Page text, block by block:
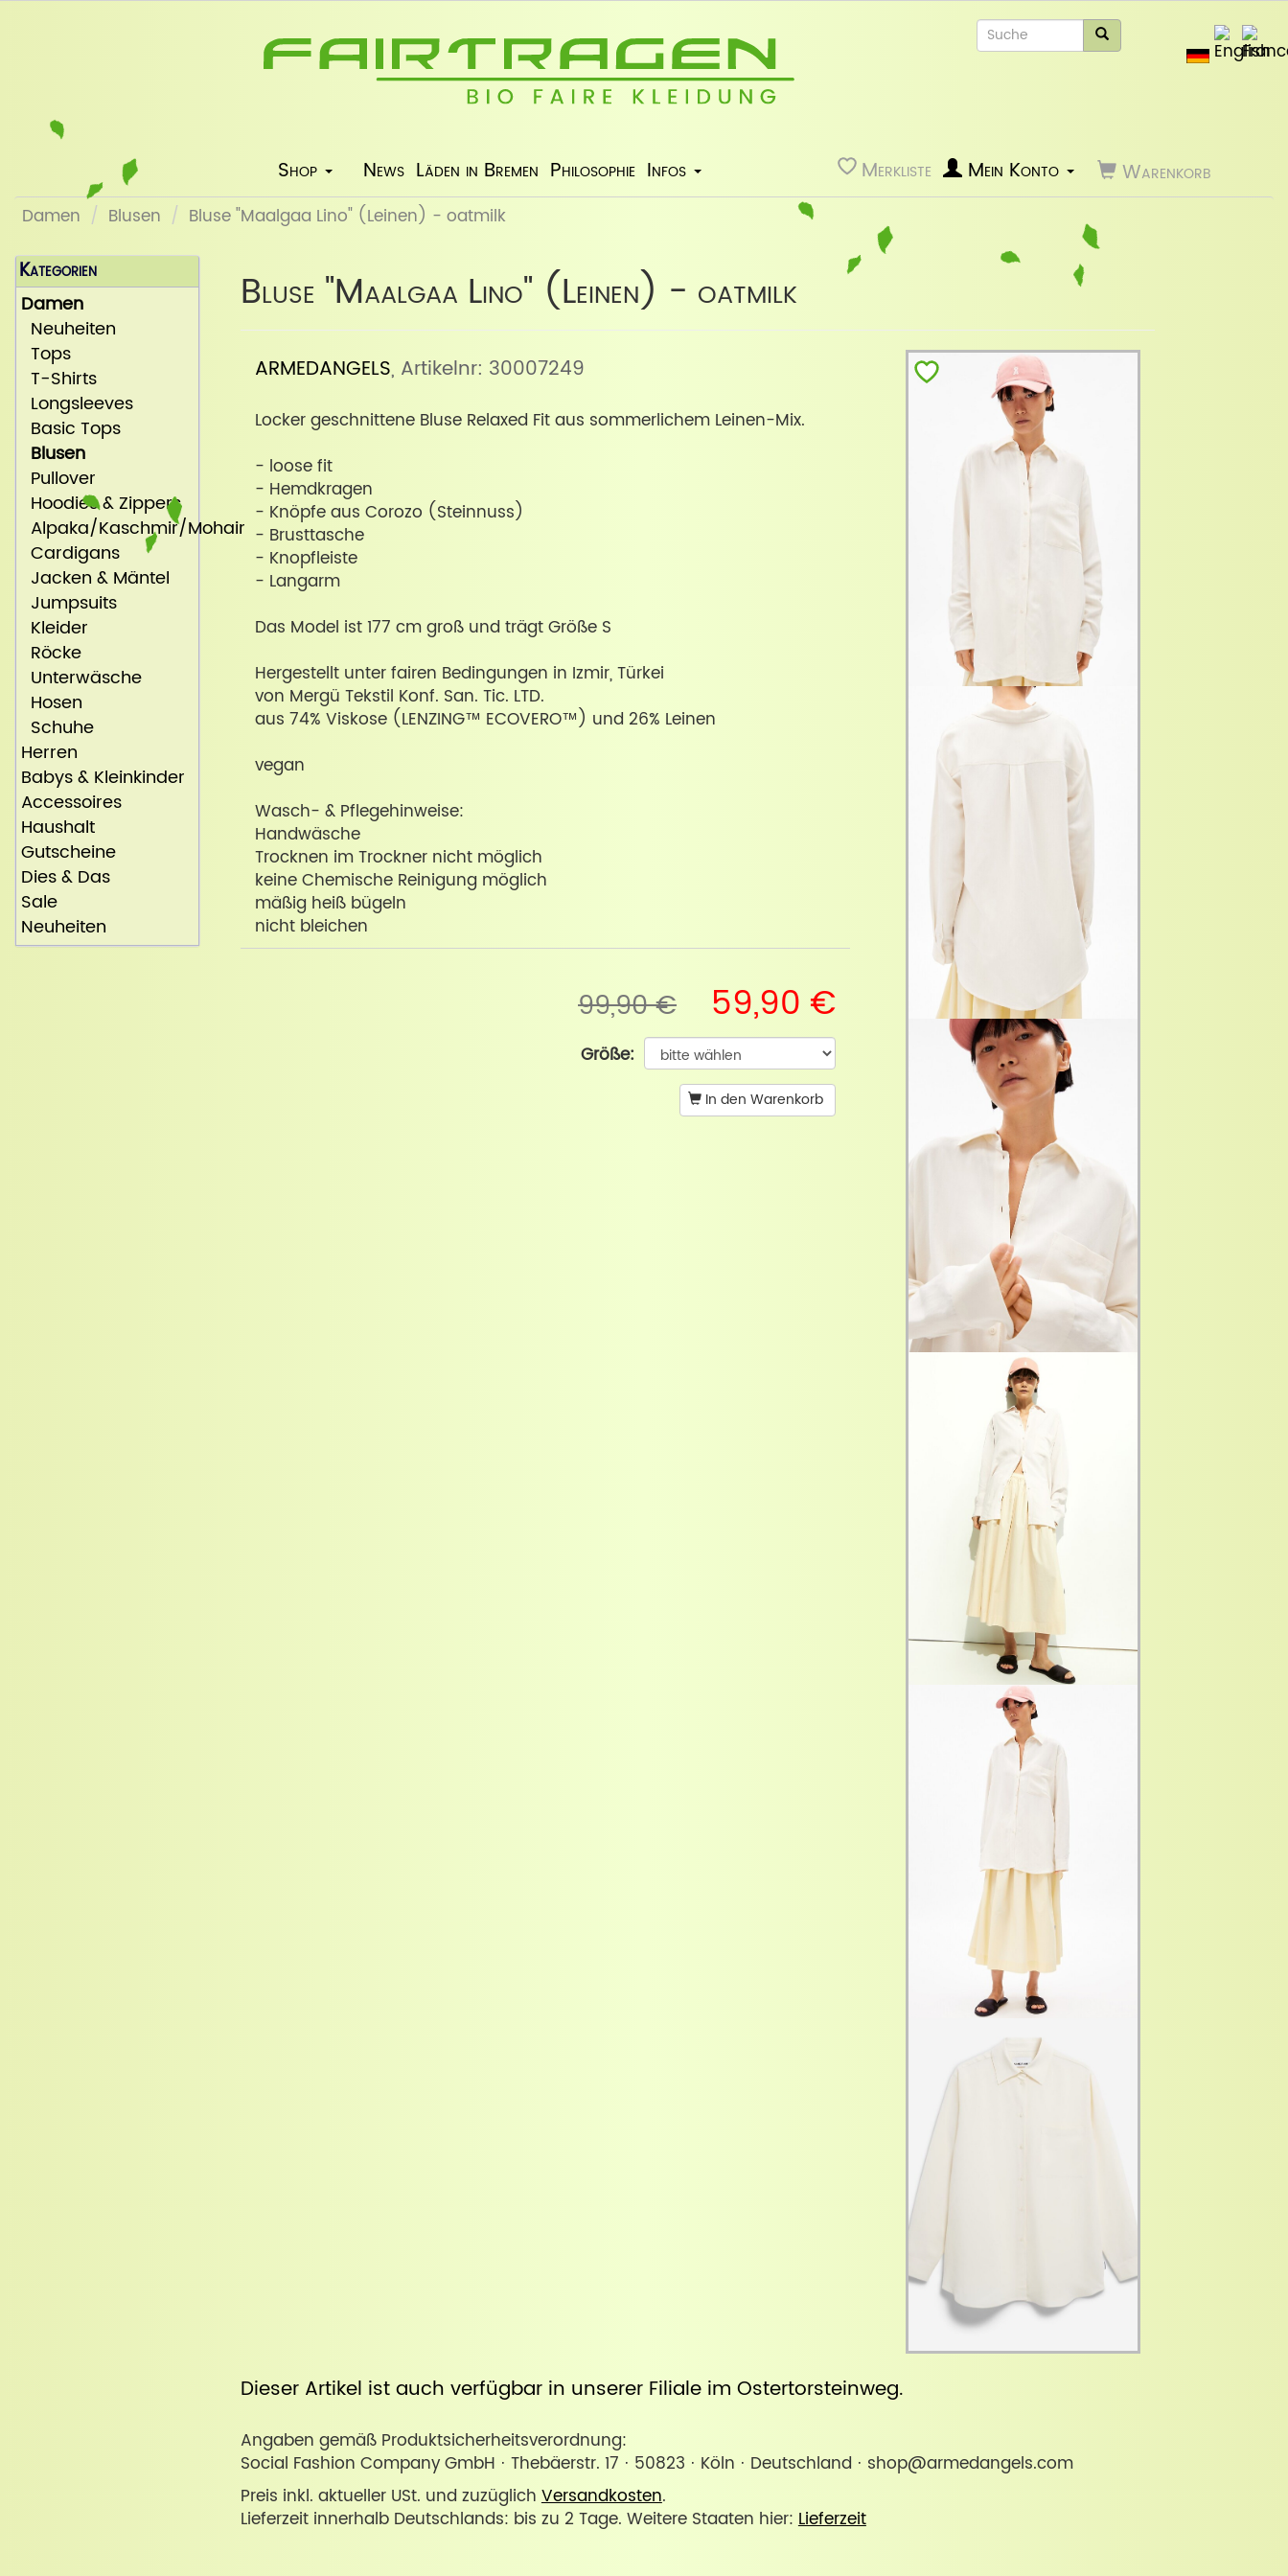
Shop News Läden in Bremen Philosophie Infos Merkliste Warenkorb
Mein Konto
Damen Blusen Bluse "Maalgaa Lino" (Leinen) - oatmilk
Bluse "Maalgaa Lino" (Leinen) - oatmilk
ARMEDANGELS, Artikelnr: 30007249
Locker geschnittene Bluse Relaxed Fit aus sommerlichem Leinen-Mix.
- loose fit
- Hemdkragen
- Knöpfe aus Corozo (Steinnuss)
- Brusttasche
- Knopfleiste
- Langarm
Das Model ist 177 cm groß und trägt Größe S
Hergestellt unter fairen Bedingungen in Izmir, Türkei
von Mergü Tekstil Konf. San. Tic. LTD.
aus 74% Viskose (LENZING™ ECOVERO™) und 26% Leinen
vegan
Wasch- & Pflegehinweise:
Handwäsche
Trocknen im Trockner nicht möglich
keine Chemische Reinigung möglich
mäßig heiß bügeln
nicht bleichen
99,90 € 59,90 €
Größe:
In den Warenkorb
Dieser Artikel ist auch verfügbar in unserer Filiale im Ostertorsteinweg.
Angaben gemäß Produktsicherheitsverordnung:
Social Fashion Company GmbH · Thebäerstr. 17 · 50823 · Köln · Deutschland · shop@armedangels.com
Preis inkl. aktueller USt. und zuzüglichVersandkosten.
Lieferzeit innerhalb Deutschlands: bis zu 2 Tage. Weitere Staaten hier:Lieferzeit
Kategorien
Damen
Neuheiten
Tops
T-Shirts
Longsleeves
Basic Tops
Blusen
Pullover
Hoodies & Zippers
Alpaka/Kaschmir/Mohair
Cardigans
Jacken & Mäntel
Jumpsuits
Kleider
Röcke
Unterwäsche
Hosen
Schuhe
Herren
Babys & Kleinkinder
Accessoires
Haushalt
Gutscheine
Dies & Das
Sale
Neuheiten